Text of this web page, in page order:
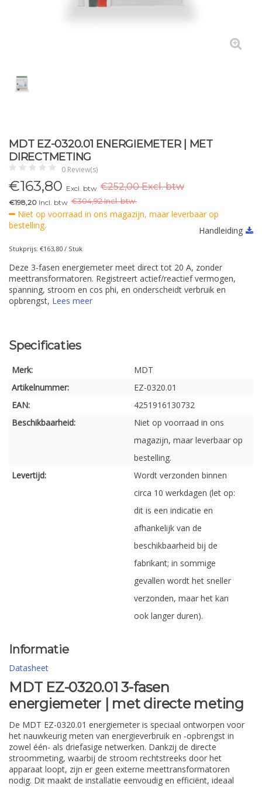
MDT EZ-0320.01 ENERGIEMETER | MET
DIRECTMETING
0 Review(s)
€163,80 Excl. btw €252,00 Excl. btw
€198,20 Incl. btw €304,92 Incl. btw.
Niet op voorraad in ons magazijn, maar leverbaar op
bestelling.
Handleiding
Stukprijs: €163,80 / Stuk
Deze 3-fasen energiemeter meet direct tot 20 A, zonder
meettransformatoren. Registreert actief/reactief vermogen,
spanning, stroom en cos phi, en onderscheidt verbruik en
opbrengst, Lees meer
Specificaties
Merk:
MDT
Artikelnummer:
EZ-0320.01
EAN:
4251916130732
Beschikbaarheid:
Niet op voorraad in ons
magazijn, maar leverbaar op
bestelling.
Levertijd:
Wordt verzonden binnen
circa 10 werkdagen (let op:
dit is een indicatie en
afhankelijk van de
beschikbaarheid bij de
fabrikant; in sommige
gevallen wordt het sneller
verzonden, maar het kan
ook langer duren).
Informatie
Datasheet
MDT EZ-0320.01 3-fasen
energiemeter | met directe meting
De MDT EZ-0320.01 energiemeter is speciaal ontworpen voor
het nauwkeurig meten van energieverbruik en -opbrengst in
zowel één- als driefasige netwerken. Dankzij de directe
stroommeting, waarbij de stroom rechtstreeks door het
apparaat loopt, zijn er geen externe meettransformatoren
nodig. Dit maakt de installatie eenvoudig en efficiënt, ideaal